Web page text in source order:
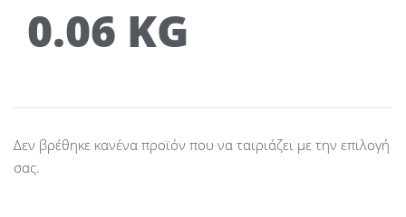
0.06 KG
Δεν βρέθηκε κανένα προϊόν που να ταιριάζει με την επιλογή
σας.